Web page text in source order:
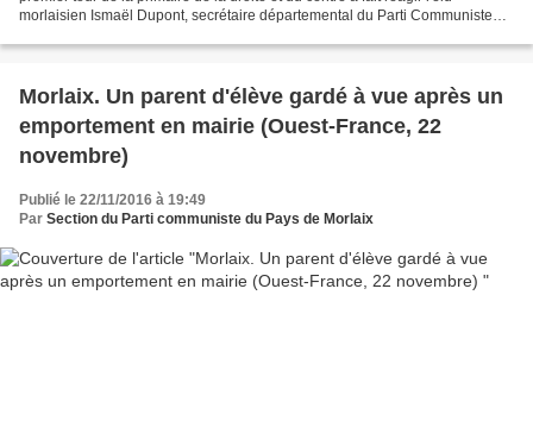
morlaisien Ismaël Dupont, secrétaire départemental du Parti Communiste
Morlaix. Un parent d'élève gardé à vue après un
emportement en mairie (Ouest-France, 22
novembre)
Publié le 22/11/2016 à 19:49
Par Section du Parti communiste du Pays de Morlaix